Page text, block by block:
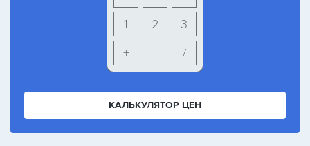
3
2
1
+
- /
КАЛЬКУЛЯТОР ЦЕН